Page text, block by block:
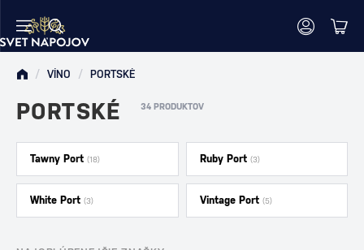
/ VÍNO / PORTSKÉ
PORTSKÉ 34 PRODUKTOV
Tawny Port (18) Ruby Port (3)
White Port (3) Vintage Port (5)